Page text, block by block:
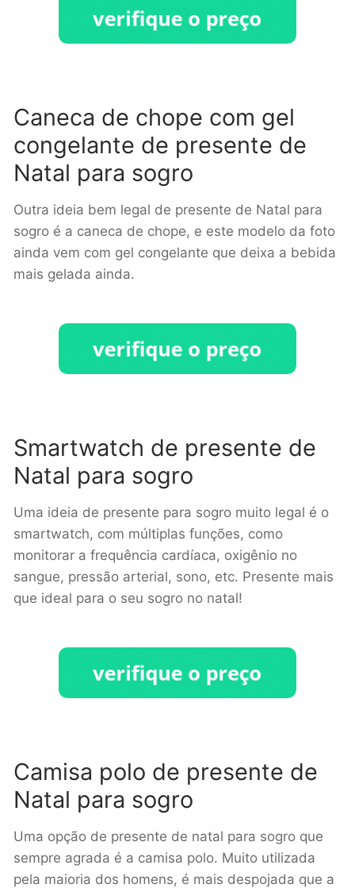
Caneca de chope com gel
congelante de presente de
Natal para sogro
Outra ideia bem legal de presente de Natal para
sogro é a caneca de chope, e este modelo da foto
ainda vem com gel congelante que deixa a bebida
mais gelada ainda.
Smartwatch de presente de
Natal para sogro
Uma ideia de presente para sogro muito legal é o
smartwatch, com múltiplas funções, como
monitorar a frequência cardíaca, oxigênio no
sangue, pressão arterial, sono, etc. Presente mais
que ideal para o seu sogro no natal!
Camisa polo de presente de
Natal para sogro
Uma opção de presente de natal para sogro que
sempre agrada é a camisa polo. Muito utilizada
pela maioria dos homens, é mais despojada que a